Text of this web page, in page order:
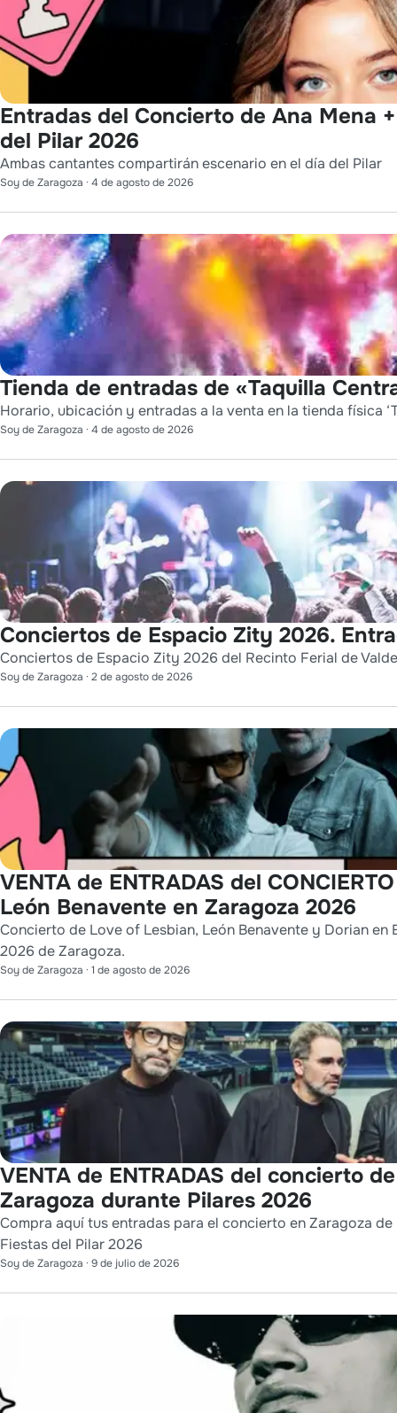
Entradas del Concierto de Ana Mena
del Pilar 2026
Ambas cantantes compartirán escenario en el día del Pilar
Soy de Zaragoza · 4 de agosto de 2026
Tienda de entradas de «Taquilla
Horario, ubicación y entradas a la venta en la tienda física
Soy de Zaragoza · 4 de agosto de 2026
Conciertos de Espacio Zity 2026.
Conciertos de Espacio Zity 2026 del Recinto Ferial de
Soy de Zaragoza · 2 de agosto de 2026
VENTA de ENTRADAS del
León Benavente en Zaragoza 2026
Concierto de Love of Lesbian, León Benavente y Dorian
2026 de Zaragoza.
Soy de Zaragoza · 1 de agosto de 2026
VENTA de ENTRADAS del concierto
Zaragoza durante Pilares 2026
Compra aquí tus entradas para el concierto en Zaragoza
Fiestas del Pilar 2026
Soy de Zaragoza · 9 de julio de 2026